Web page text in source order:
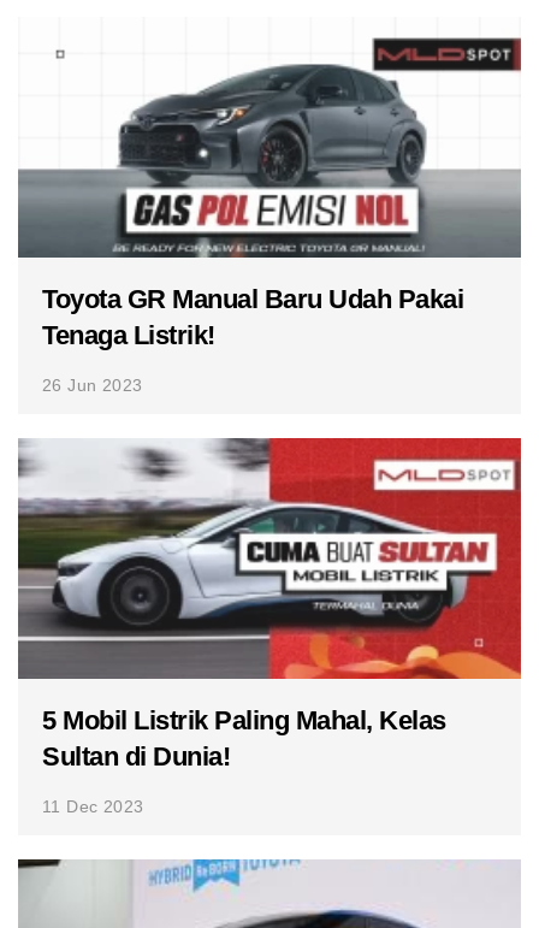
Toyota GR Manual Baru Udah Pakai
Tenaga Listrik!
26 Jun 2023
5 Mobil Listrik Paling Mahal, Kelas
Sultan di Dunia!
11 Dec 2023